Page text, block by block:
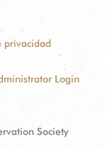
privacidad
Login
Society